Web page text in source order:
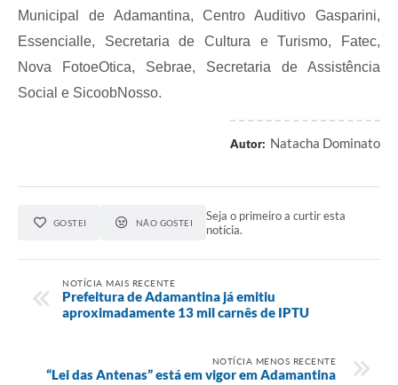
Municipal de Adamantina, Centro Auditivo Gasparini,
Essencialle, Secretaria de Cultura e Turismo, Fatec,
Nova FotoeOtica, Sebrae, Secretaria de Assistência
Social e SicoobNosso.
Autor: Natacha Dominato
GOSTEI NÃO GOSTEI
Seja o primeiro a curtir esta
notícia.
NOTÍCIA MAIS RECENTE
Prefeitura de Adamantina já emitiu
aproximadamente 13 mil carnês de IPTU
NOTÍCIA MENOS RECENTE
“Lei das Antenas” está em vigor em Adamantina